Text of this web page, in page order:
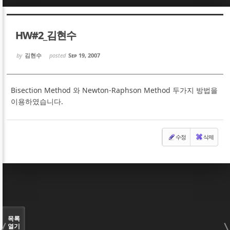
HW#2_김현수
by 김현수 posted Sep 19, 2007
Bisection Method 와 Newton-Raphson Method 두가지 방법을
이용하였습니다.
수정 삭제
목록
열기
Sketchbook5, 스케치북5
Sketchbook5, 스케치북5
Sketchbook5, 스케치북5
Sketchbook5, 스케치북5